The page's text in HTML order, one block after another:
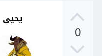
0
يحيى